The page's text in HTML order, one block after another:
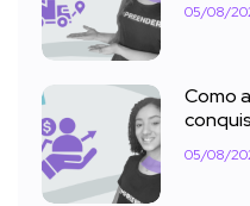
05/08/
Como
05/08/